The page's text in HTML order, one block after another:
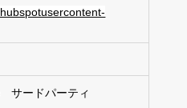
hubspotusercontent-
サードパーティ